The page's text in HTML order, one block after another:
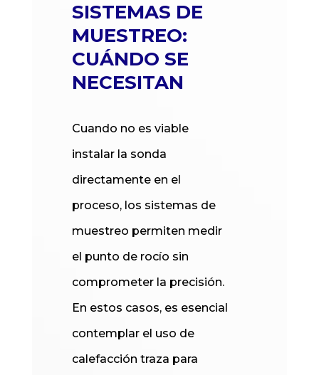
SISTEMAS DE
MUESTREO:
CUÁNDO SE
NECESITAN
Cuando no es viable
instalar la sonda
directamente en el
proceso, los sistemas de
muestreo permiten medir
el punto de rocío sin
comprometer la precisión.
En estos casos, es esencial
contemplar el uso de
calefacción traza para